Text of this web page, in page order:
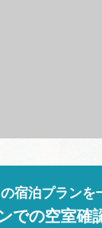
宿泊プランを
での空室確